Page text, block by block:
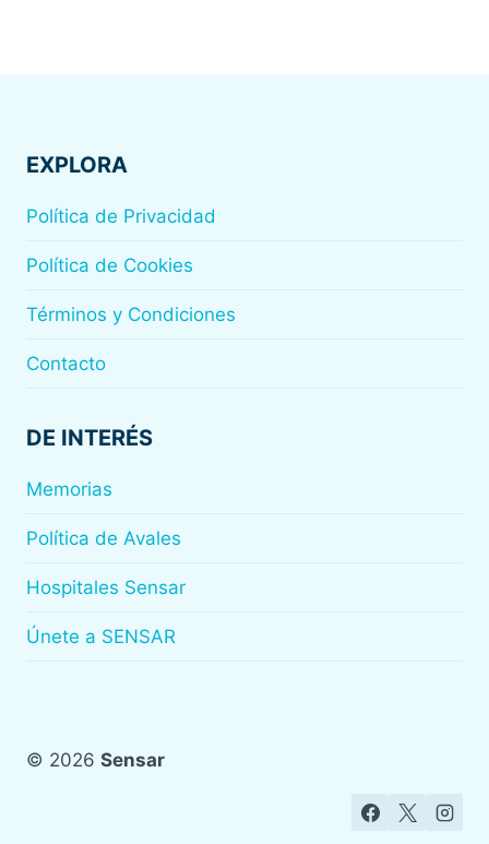
EXPLORA
Política de Privacidad
Política de Cookies
Términos y Condiciones
Contacto
DE INTERÉS
Memorias
Política de Avales
Hospitales Sensar
Únete a SENSAR
© 2026 Sensar